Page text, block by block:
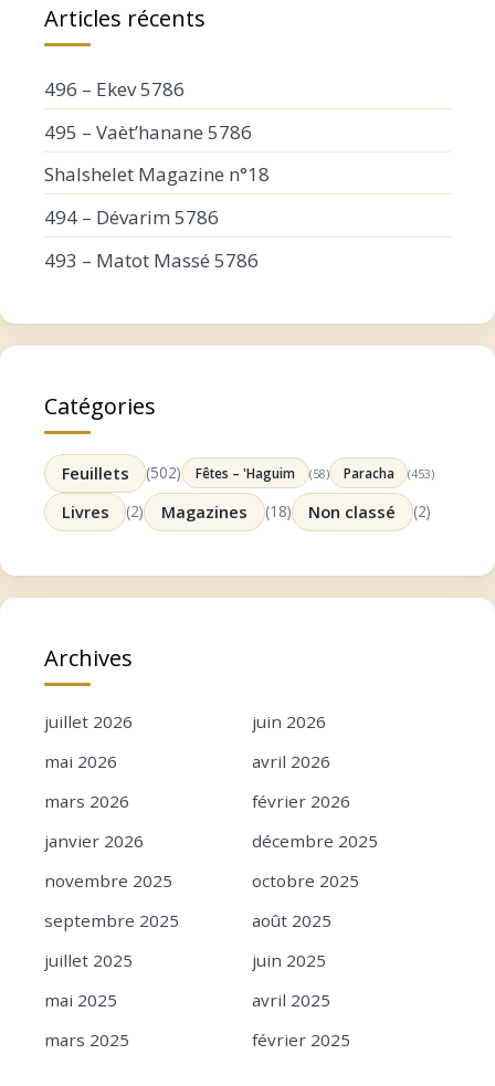
Articles récents
496 – Ekev 5786
495 – Vaèt’hanane 5786
Shalshelet Magazine n°18
494 – Dévarim 5786
493 – Matot Massé 5786
Catégories
Feuillets (502) Fêtes – 'Haguim (58) Paracha (453)
Livres (2) Magazines (18) Non classé (2)
Archives
juillet 2026
juin 2026
mai 2026
avril 2026
mars 2026
février 2026
janvier 2026
décembre 2025
novembre 2025
octobre 2025
septembre 2025
août 2025
juillet 2025
juin 2025
mai 2025
avril 2025
mars 2025
février 2025